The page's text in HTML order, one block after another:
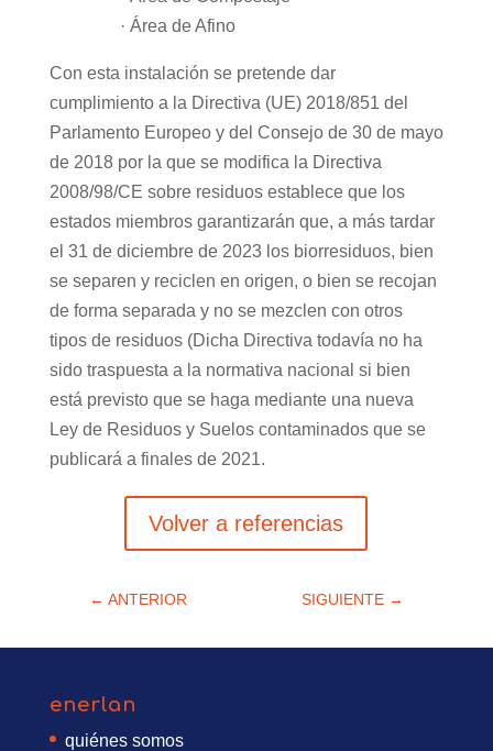
· Área de Afino
Con esta instalación se pretende dar
cumplimiento a la Directiva (UE) 2018/851 del
Parlamento Europeo y del Consejo de 30 de mayo
de 2018 por la que se modifica la Directiva
2008/98/CE sobre residuos establece que los
estados miembros garantizarán que, a más tardar
el 31 de diciembre de 2023 los biorresiduos, bien
se separen y reciclen en origen, o bien se recojan
de forma separada y no se mezclen con otros
tipos de residuos (Dicha Directiva todavía no ha
sido traspuesta a la normativa nacional si bien
está previsto que se haga mediante una nueva
Ley de Residuos y Suelos contaminados que se
publicará a finales de 2021.
Volver a referencias
← ANTERIOR SIGUIENTE →
enerlan
quiénes somos